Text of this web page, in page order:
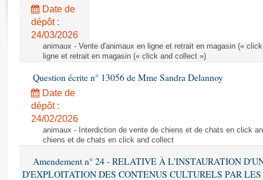
Rapports législatifs
Rapports sur l'application des lois
Baromètre de l’application des lois
Dossiers législatifs
Budget et sécurité sociale
Questions écrites et orales
Comptes rendus des débats
Date de
dépôt :
24/03/2026
animaux - Vente d'animaux en ligne et retrait en magasin («
ligne et retrait en magasin (« click and collect »)
Question écrite n° 13056 de Mme Sandra Delannoy
Date de
dépôt :
24/02/2026
animaux - Interdiction de vente de chiens et de chats en click
chiens et de chats en click and collect
Amendement n° 24 - RELATIVE À L'INSTAURATION
D'EXPLOITATION DES CONTENUS CULTURELS PAR LES